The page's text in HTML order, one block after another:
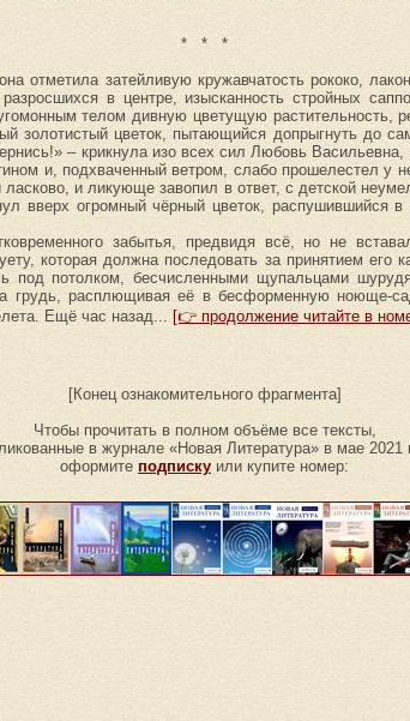
* * *
отметила затейливую кружавчатость рококо,
в центре, изысканность стройных
телом дивную цветущую растительность,
золотистый цветок, пытающийся допрыгнуть до
– крикнула изо всех сил Любовь Васильевна,
и, подхваченный ветром, слабо прошелестел у
и ликующе завопил в ответ, с детской
вверх огромный чёрный цветок, распушившийся
забытья, предвидя всё, но не
которая должна последовать за принятием его
под потолком, бесчисленными щупальцами
грудь, расплющивая её в бесформенную
Ещё час назад... [👉 продолжение читайте в
[Конец ознакомительного фрагмента]
Чтобы прочитать в полном объёме все тексты,
в журнале «Новая Литература» в мае 2021
оформите подписку или купите номер: